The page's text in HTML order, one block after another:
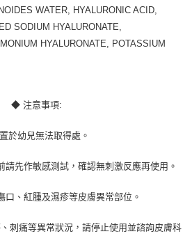
WATER, HYALURONIC ACID,
SODIUM HYALURONATE,
HYALURONATE, POTASSIUM
◆ 注意事項:
於幼兒無法取得處。
請先作敏感測試，確認無刺激反應再使用。
口、紅腫及濕疹等皮膚異常部位。
刺痛等異常狀況，請停止使用並諮詢皮膚科